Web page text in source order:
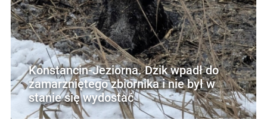
Konstancin-Jeziorna. Dzik wpadł do
zamarzniętego zbiornika i nie był w
stanie się wydostać